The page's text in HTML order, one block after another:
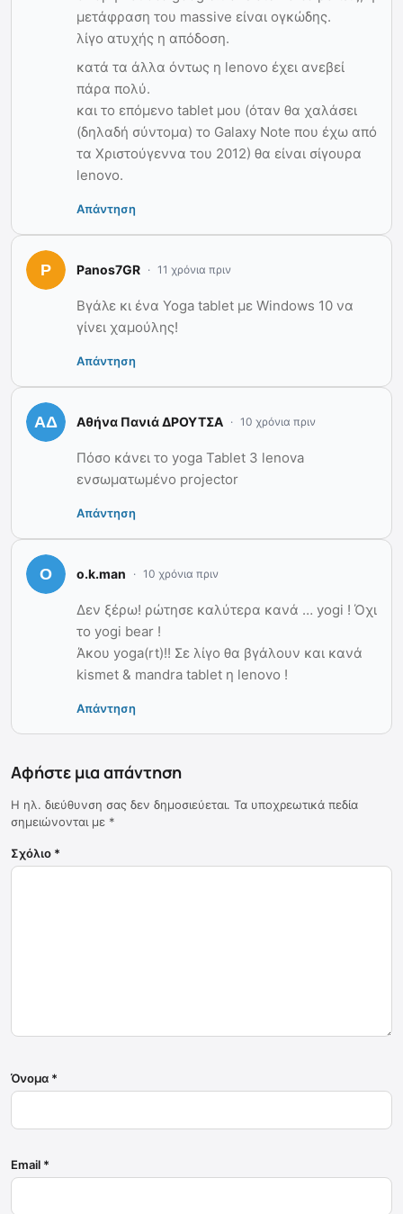
μετάφραση του massive είναι ογκώδης.
λίγο ατυχής η απόδοση.
κατά τα άλλα όντως η lenovo έχει ανεβεί
πάρα πολύ.
και το επόμενο tablet μου (όταν θα χαλάσει
(δηλαδή σύντομα) το Galaxy Note που έχω από
τα Χριστούγεννα του 2012) θα είναι σίγουρα
lenovo.
Απάντηση
Panos7GR 11 χρόνια πριν
Βγάλε κι ένα Yoga tablet με Windows 10 να
γίνει χαμούλης!
Απάντηση
Αθήνα Πανιά ΔΡΟΥΤΣΑ 10 χρόνια πριν
Πόσο κάνει το yoga Tablet 3 lenova
ενσωματωμένο projector
Απάντηση
o.k.man 10 χρόνια πριν
Δεν ξέρω! ρώτησε καλύτερα κανά … yogi ! Όχι
το yogi bear !
Άκου yoga(rt)!! Σε λίγο θα βγάλουν και κανά
kismet & mandra tablet η lenovo !
Απάντηση
Αφήστε μια απάντηση
Η ηλ. διεύθυνση σας δεν δημοσιεύεται. Τα υποχρεωτικά πεδία
σημειώνονται με *
Σχόλιο *
Όνομα *
Email *